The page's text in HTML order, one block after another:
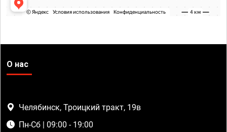
О нас
Челябинск, Троицкий тракт, 19в
Пн-Сб | 09:00 - 19:00